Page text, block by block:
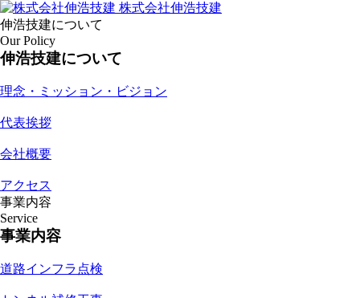
株式会社伸浩技建
伸浩技建について
Our Policy
伸浩技建について
理念・ミッション・ビジョン
代表挨拶
会社概要
アクセス
事業内容
Service
事業内容
道路インフラ点検